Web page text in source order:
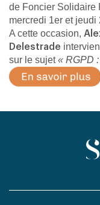
de Foncier Solidaire
mercredi 1er et
A cette occasion,
Delestrade
sur le sujet« RGPD